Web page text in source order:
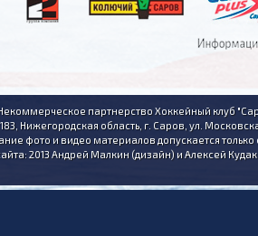
партнерство Хоккейный клуб
Нижегородская область, г. Саров, ул.
фото и видео материалов допускается
2013 Андрей Малкин (дизайн) и Алексей